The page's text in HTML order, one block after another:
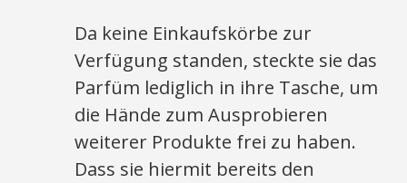
Da keine Einkaufskörbe zur
Verfügung standen, steckte sie das
Parfüm lediglich in ihre Tasche, um
die Hände zum Ausprobieren
weiterer Produkte frei zu haben.
Dass sie hiermit bereits den